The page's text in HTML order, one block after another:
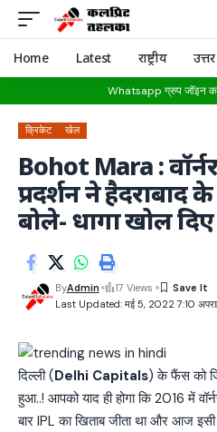
Home Latest राष्ट्रीय उत्तर
Whatsapp ग्रुप जॉइन
क्रिकेट खेल
Bohot Mara :
प्रदर्शन ने
बोले- धागा खोल
Last Updated: मई 5, 2022 7:10
ByAdmin 17 Views
दिल्ली (Delhi Capitals) के फैंस को
हुआ..! आपको याद ही होगा कि 2016 में
बार IPL का खिताब जीता था और आज